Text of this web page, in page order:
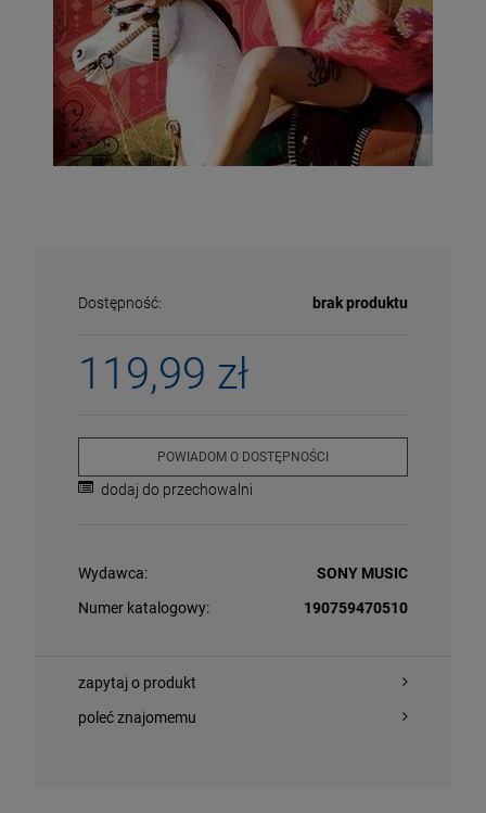
-15%
Dostępność: brak produktu
119,99 zł
POWIADOM O DOSTĘPNOŚCI
dodaj do przechowalni
Wydawca:
SONY MUSIC
Numer katalogowy:
190759470510
zapytaj o produkt
poleć znajomemu